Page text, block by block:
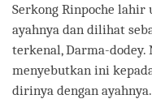
Serkong Rinpoche
ayahnya dan dilihat
terkenal, Darma-dodey.
menyebutkan ini
dirinya dengan